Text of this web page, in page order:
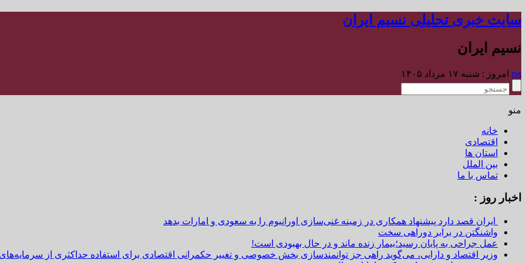
سایت خبری تحلیلی نسیم ایران
نسیم ایران
rss امروز : شنبه ۱۷ مرداد ۱۴۰۵
منو
خانه
اقتصادی
استان ها
بین الملل
تماس با ما
اخبار روز :
ایران قصد دارد پیشنهاد همکاری در زمینه غنی‌سازی اورانیوم را به سعودی و امارات بدهد
واشنگتن در برابر دوراهی سخت
عمل جراحی به پایان رسید؛بیمار زنده ماند و در حال بهبودی است!
وزیر اقتصاد و دارایی، می‌گوید راهی جز توانمندسازی بخش خصوصی و تغییر حکمرانی اقتصادی برای استفاده حداکثری از